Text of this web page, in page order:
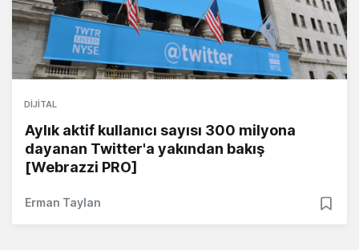
DIJITAL
Aylık aktif kullanıcı sayısı 300 milyona
dayanan Twitter'a yakından bakış
[Webrazzi PRO]
Erman Taylan